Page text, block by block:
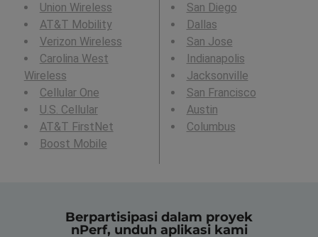
Union Wireless
AT&T Mobility
Verizon Wireless
Carolina West
Wireless
Cellular One
U.S. Cellular
AT&T FirstNet
Boost Mobile
San Diego
Dallas
San Jose
Indianapolis
Jacksonville
San Francisco
Austin
Columbus
Berpartisipasi dalam proyek
nPerf, unduh aplikasi kami